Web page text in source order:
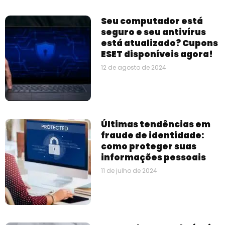
Seu computador está
seguro e seu antivírus
está atualizado? Cupons
ESET disponíveis agora!
12 de agosto de 2024
Últimas tendências em
fraude de identidade:
como proteger suas
informações pessoais
11 de julho de 2024